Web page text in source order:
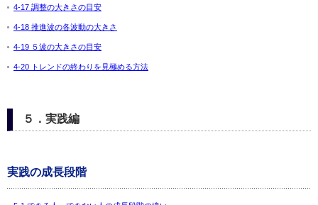
4-17 調整の大きさの目安
4-18 推進波の各波動の大きさ
4-19 ５波の大きさの目安
4-20 トレンドの終わりを見極める方法
５．実践編
実践の成長段階